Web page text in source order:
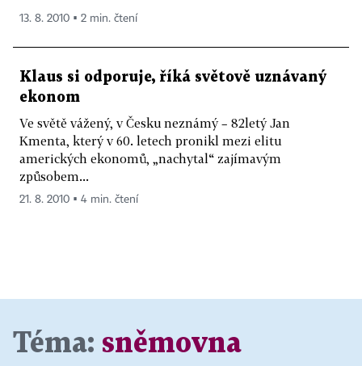
13. 8. 2010 ▪ 2 min. čtení
Klaus si odporuje, říká světově uznávaný
ekonom
Ve světě vážený, v Česku neznámý – 82letý Jan
Kmenta, který v 60. letech pronikl mezi elitu
amerických ekonomů, „nachytal“ zajímavým
způsobem...
21. 8. 2010 ▪ 4 min. čtení
Téma: sněmovna